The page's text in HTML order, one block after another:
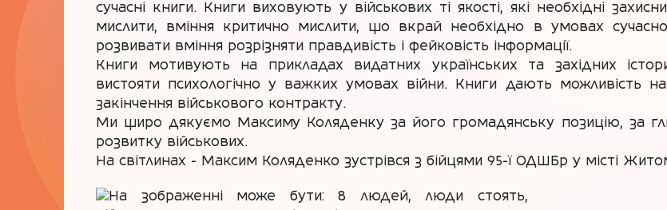
сучасні книги. Книги виховують у військових ті якості, які необхідні
мислити, вміння критично мислити, що вкрай необхідно в умовах
розвивати вміння розрізняти правдивість і фейковість інформації.
Книги мотивують на прикладах видатних українських та західних
вистояти психологічно у важких умовах війни. Книги дають можливість
закінчення військового контракту.
Ми щиро дякуємо Максиму Коляденку за його громадянську позицію, за
розвитку військових.
На світлинах - Максим Коляденко зустрівся з бійцями 95-ї ОДШБр у місті